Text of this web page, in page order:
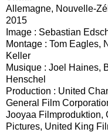
Allemagne, Nouvelle-
2015
Image : Sebastian
Montage : Tom Eagles,
Keller
Musique : Joel Haines,
Henschel
Production : United
General Film
Jooyaa Filmproduktion,
Pictures, United King